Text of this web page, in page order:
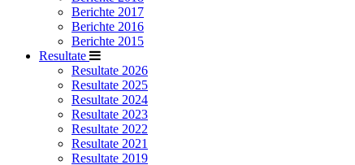
Berichte 2017
Berichte 2016
Berichte 2015
Resultate
Resultate 2026
Resultate 2025
Resultate 2024
Resultate 2023
Resultate 2022
Resultate 2021
Resultate 2019